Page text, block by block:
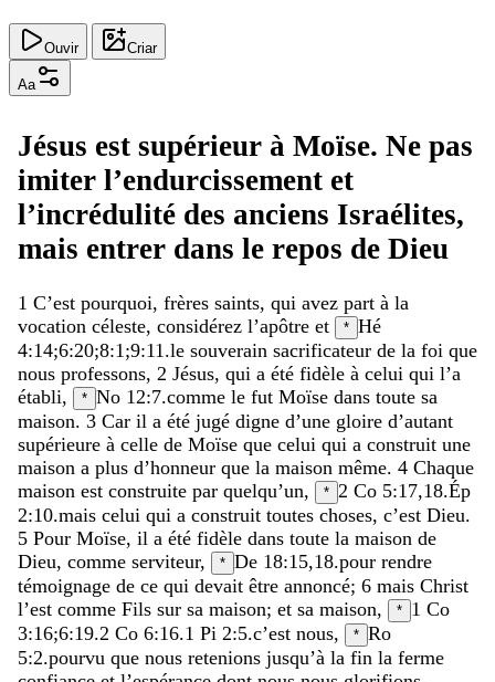
Ouvir Criar
Aa
Jésus est supérieur à Moïse. Ne pas
imiter l’endurcissement et
l’incrédulité des anciens Israélites,
mais entrer dans le repos de Dieu
1 C’est pourquoi, frères saints, qui avez part à la
vocation céleste, considérez l’apôtre et * Hé
4:14;6:20;8:1 ;9:11 .le souverain sacrificateur de la foi que
nous professons, 2 Jésus, qui a été fidèle à celui qui l’a
établi, * No 12:7.comme le fut Moïse dans toute sa
maison. 3 Car il a été jugé digne d’une gloire d’autant
supérieure à celle de Moïse que celui qui a construit une
maison a plus d’honneur que la maison même. 4 Chaque
maison est construite par quelqu’un, * 2 Co 5:17,18.Ép
2:10.mais celui qui a construit toutes choses, c’est Dieu.
5 Pour Moïse, il a été fidèle dans toute la maison de
Dieu, comme serviteur, * De 18:15,18.pour rendre
témoignage de ce qui devait être annoncé; 6 mais Christ
l’est comme Fils sur sa maison; et sa maison, * 1 Co
3:16;6:19.2 Co 6:16.1 Pi 2:5.c’est nous, * Ro
5:2.pourvu que nous retenions jusqu’à la fin la ferme